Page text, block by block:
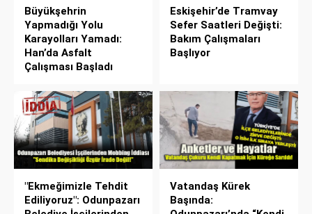
Büyükşehrin
Yapmadığı Yolu
Karayolları Yamadı:
Han’da Asfalt
Çalışması Başladı
Eskişehir’de Tramvay
Sefer Saatleri Değişti:
Bakım Çalışmaları
Başlıyor
"Ekmeğimizle Tehdit
Ediliyoruz": Odunpazarı
Vatandaş Kürek
Başında: